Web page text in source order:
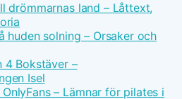
drömmarnas land – Låttext,
huden solning – Orsaker och
4 Bokstäver –
Isel
– Lämnar för pilates i